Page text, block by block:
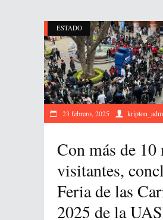
ESTADO
23 febrero, 2025
Con más de
visitantes,
Feria de las
2025 de la